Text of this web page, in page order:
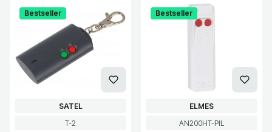
Bestseller
Kod produktu
T-2
PRODUCENT
SATEL
Bestseller
Kod produktu
AN200HT-PIL
PRODUCENT
ELMES